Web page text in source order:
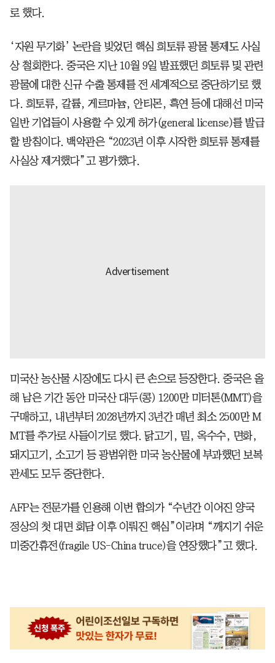
로 했다.
‘자원 무기화’ 논란을 빚었던 핵심 희토류 광물 통제도 사실
상 철회한다. 중국은 지난 10월 9일 발표했던 희토류 및 관련
광물에 대한 신규 수출 통제를 전 세계적으로 중단하기로 했
다. 희토류, 갈륨, 게르마늄, 안티몬, 흑연 등에 대해선 미국
일반 기업들이 사용할 수 있게 허가(general license)를 발급
할 방침이다. 백악관은 “2023년 이후 시작한 희토류 통제를
사실상 제거했다”고 평가했다.
미국산 농산물 시장에도 다시 큰 손으로 등장한다. 중국은 올
해 남은 기간 동안 미국산 대두(콩) 1200만 미터톤(MMT)을
구매하고, 내년부터 2028년까지 3년간 매년 최소 2500만 M
MT를 추가로 사들이기로 했다. 닭고기, 밀, 옥수수, 면화,
돼지고기, 소고기 등 광범위한 미국 농산물에 부과했던 보복
관세도 모두 중단한다.
AFP는 전문가를 인용해 이번 합의가 “수년간 이어진 양국
정상의 첫 대면 회담 이후 이뤄진 핵심”이라며 “깨지기 쉬운
미중간휴전(fragile US-China truce)을 연장했다”고 했다.